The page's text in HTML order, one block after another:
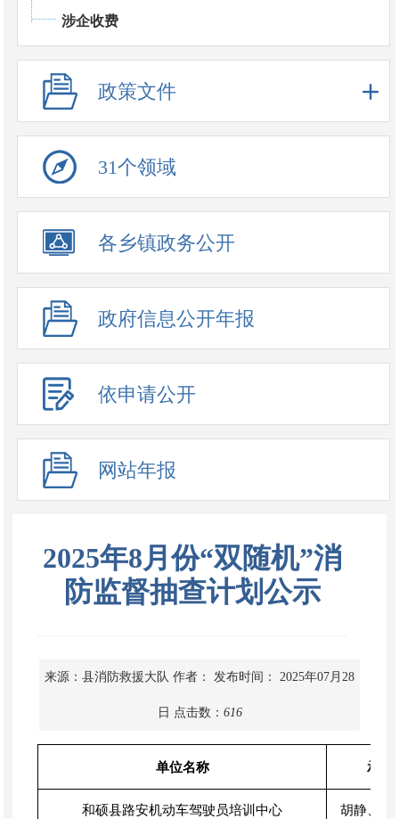
涉企收费
政策文件
31个领域
各乡镇政务公开
政府信息公开年报
依申请公开
网站年报
2025年8月份“双随机”消
防监督抽查计划公示
来源：县消防救援大队 作者： 发布时间： 2025年07月28
日 点击数： 616
单位名称 承办
和硕县路安机动车驾驶员培训中心 胡静、米